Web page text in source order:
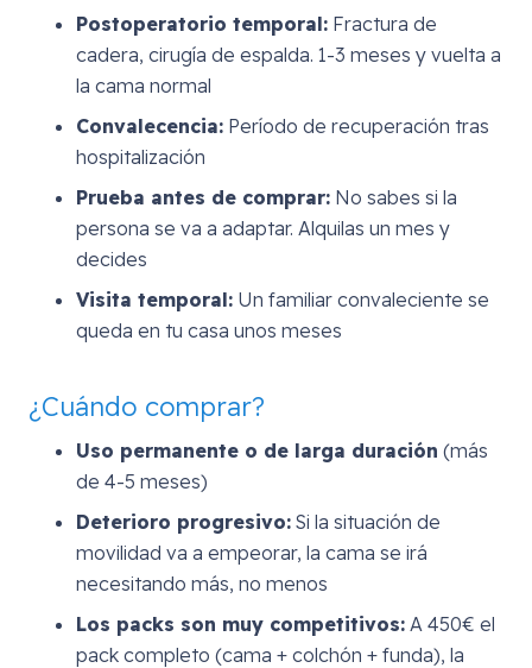
Postoperatorio temporal: Fractura de
cadera, cirugía de espalda. 1-3 meses y vuelta a
la cama normal
Convalecencia: Período de recuperación tras
hospitalización
Prueba antes de comprar: No sabes si la
persona se va a adaptar. Alquilas un mes y
decides
Visita temporal: Un familiar convaleciente se
queda en tu casa unos meses
¿Cuándo comprar?
Uso permanente o de larga duración (más
de 4-5 meses)
Deterioro progresivo: Si la situación de
movilidad va a empeorar, la cama se irá
necesitando más, no menos
Los packs son muy competitivos: A 450€ el
pack completo (cama + colchón + funda), la